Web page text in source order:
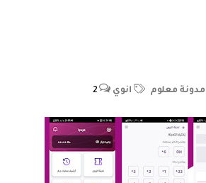
مدونة معلوم انوي 2